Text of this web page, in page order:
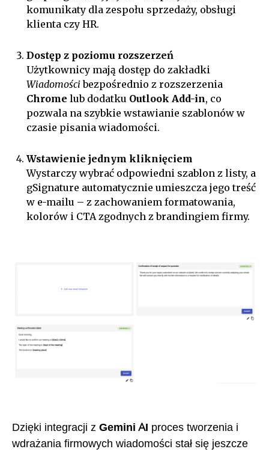
komunikaty dla zespołu sprzedaży, obsługi
klienta czy HR.
Dostęp z poziomu rozszerzeń
Użytkownicy mają dostęp do zakładki
Wiadomości bezpośrednio z rozszerzenia
Chrome lub dodatku Outlook Add-in, co
pozwala na szybkie wstawianie szablonów w
czasie pisania wiadomości.
Wstawienie jednym kliknięciem
Wystarczy wybrać odpowiedni szablon z listy, a
gSignature automatycznie umieszcza jego treść
w e-mailu – z zachowaniem formatowania,
kolorów i CTA zgodnych z brandingiem firmy.
Dzięki integracji z Gemini AI proces tworzenia i
wdrażania firmowych wiadomości stał się jeszcze